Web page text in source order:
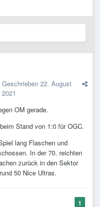
Geschrieben 22. August
2021
OM gerade.
Stand von 1:0 für OGC.
lang Flaschen und
In der 70. reichten
zurück in den Sektor
50 Nice Ultras.
1